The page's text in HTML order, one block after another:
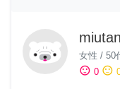
女性 / 50
sentiment_satisfied 0 sentiment_neutral